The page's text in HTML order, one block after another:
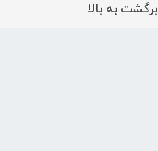
برگشت به بالا